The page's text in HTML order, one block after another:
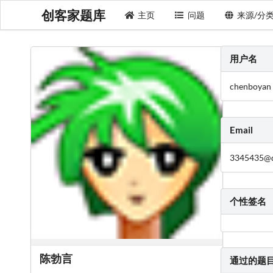
创客家题库 主页 问题 来源/分
陈勃言
用户名
chenboyan
Email
个性签名
通过的题